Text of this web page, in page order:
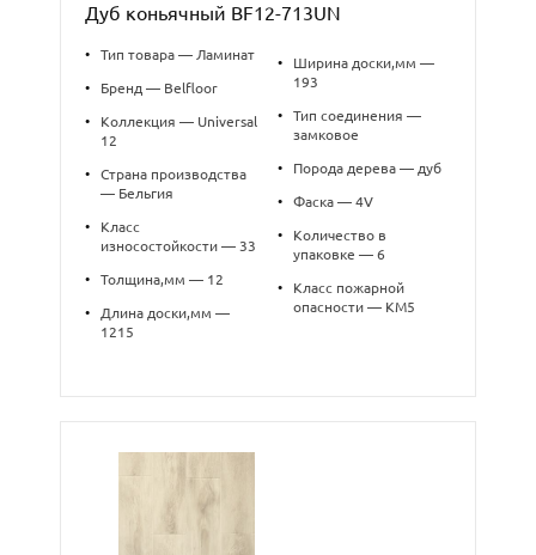
Дуб коньячный BF12-713UN
• Тип товара — Ламинат
• Бренд — Belfloor
•
Коллекция — Universal
12
•
Страна производства
— Бельгия
•
Класс
износостойкости — 33
• Толщина,мм — 12
•
Длина доски,мм —
1215
•
Ширина доски,мм —
193
•
Тип соединения —
замковое
• Порода дерева — дуб
• Фаска — 4V
•
Количество в
упаковке — 6
•
Класс пожарной
опасности — КМ5